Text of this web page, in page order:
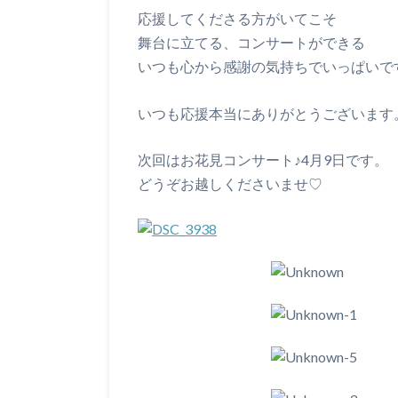
応援してくださる方がいてこそ
舞台に立てる、コンサートができる
いつも心から感謝の気持ちでいっぱいで
いつも応援本当にありがとうございます
次回はお花見コンサート♪4月9日です。
どうぞお越しくださいませ♡